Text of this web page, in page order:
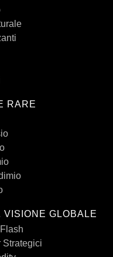
RARE
VISIONE GLOBALE
Strategici